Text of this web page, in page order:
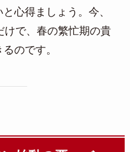
心得ましょう。今、
けで、春の繁忙期の貴
のです。